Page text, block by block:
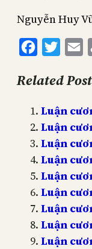
Nguyễn Huy
Facebook
Related
Luận
Luận
Luận
Luận
Luận
Luận
Luận
Luận
Luận